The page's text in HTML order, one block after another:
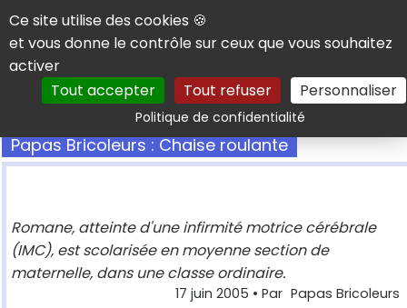
Panneau de gestion des cookies
Ce site utilise des cookies 🍪
et vous donne le contrôle sur ceux que vous souhaitez
activer
Tout accepter
Tout refuser Personnaliser
Politique de confidentialitéRechercher
Papas Bricoleurs : Chaise roulante
Romane, atteinte d'une infirmité motrice cérébrale
(IMC), est scolarisée en moyenne section de
maternelle, dans une classe ordinaire.
17 juin 2005 • Par Papas Bricoleurs